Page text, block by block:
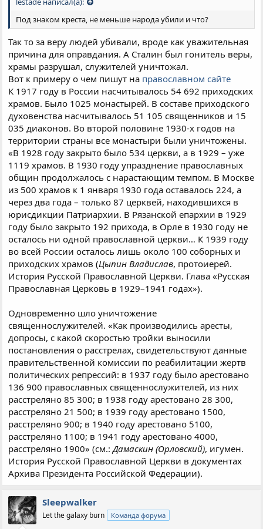
Под знаком креста, не меньше народа убили и что?
Так то за веру людей убивали, вроде как уважительная
причина для оправдания. А Сталин был гонитель веры,
храмы разрушал, служителей уничтожал.
Вот к примеру о чем пишут на православном сайте
К 1917 году в России насчитывалось 54 692 приходских
храмов. Было 1025 монастырей. В составе приходского
духовенства насчитывалось 51 105 священников и 15
035 диаконов. Во второй половине 1930-х годов на
территории страны все монастыри были уничтожены.
«В 1928 году закрыто было 534 церкви, а в 1929 – уже
1119 храмов. В 1930 году упразднение православных
общин продолжалось с нарастающим темпом. В Москве
из 500 храмов к 1 января 1930 года оставалось 224, а
через два года – только 87 церквей, находившихся в
юрисдикции Патриархии. В Рязанской епархии в 1929
году было закрыто 192 прихода, в Орле в 1930 году не
осталось ни одной православной церкви… К 1939 году
во всей России осталось лишь около 100 соборных и
приходских храмов (Цыпин Владислав, протоиерей.
История Русской Православной Церкви. Глава «Русская
Православная Церковь в 1929–1941 годах»).
Одновременно шло уничтожение
священнослужителей. «Как производились аресты,
допросы, с какой скоростью тройки выносили
постановления о расстрелах, свидетельствуют данные
правительственной комиссии по реабилитации жертв
политических репрессий: в 1937 году было арестовано
136 900 православных священнослужителей, из них
расстреляно 85 300; в 1938 году арестовано 28 300,
расстреляно 21 500; в 1939 году арестовано 1500,
расстреляно 900; в 1940 году арестовано 5100,
расстреляно 1100; в 1941 году арестовано 4000,
расстреляно 1900» (см.:Дамаскин (Орловский), игумен.
История Русской Православной Церкви в документах
Архива Президента Российской Федерации).
Sleepwalker
Let the galaxy burn Команда форума